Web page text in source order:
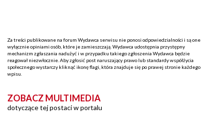
Za treści publikowane na forum Wydawca serwisu nie ponosi odpowiedzialności i są one
wyłącznie opiniami osób, które je zamieszczają. Wydawca udostępnia przystępny
mechanizm zgłaszania nadużyć i w przypadku takiego zgłoszenia Wydawca będzie
reagował niezwłocznie. Aby zgłosić post naruszający prawo lub standardy współżycia
społecznego wystarczy kliknąć ikonę flagi, która znajduje się po prawej stronie każdego
wpisu.
ZOBACZ MULTIMEDIA
dotyczące tej postaci w portalu